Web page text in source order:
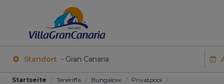
Standort
Startseite / Teneriffa / Bungalow / Privatpool /